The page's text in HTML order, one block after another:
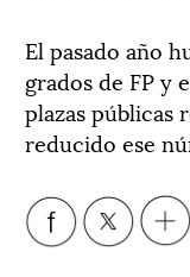
El pasado año
grados de FP y
plazas públicas
reducido ese